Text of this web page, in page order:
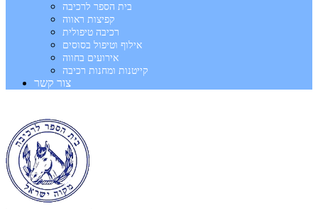
בית הספר לרכיבה
קפיצות ראווה
רכיבה טיפולית
אילוף וטיפול בסוסים
אירועים בחווה
קייטנות ומחנות רכיבה
צור קשר